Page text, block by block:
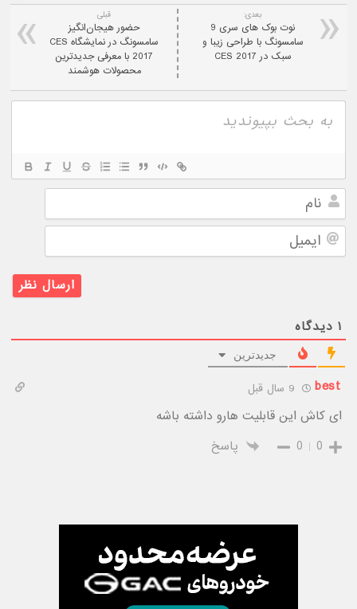
قبلی
حضور هیجان‌انگیز
سامسونگ در نمایشگاه CES
2017 با معرفی جدیدترین
محصولات هوشمند
بعدی:
نوت بوک های سری 9
سامسونگ با طراحی زیبا و
سبک در CES 2017
ایمیل
۱ دیدگاه
جدیدترین
best
ای کاش این قابلیت هارو داشته باشه
0
0 پاسخ